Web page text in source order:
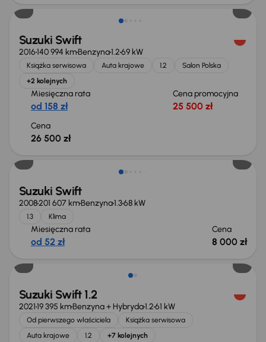
Suzuki Swift
2016140 994 kmBenzyna1.269 kW
Książka serwisowa Auta krajowe 1.2
Salon Polska
+2 kolejnych
Miesięczna rata
od 158 zł
Cena promocyjna
25 500 zł
Cena
26 500 zł
Suzuki Swift
2008201 607 kmBenzyna1.368 kW
1.3 Klima
Miesięczna rata
od 52 zł
Cena
8 000 zł
Suzuki Swift 1.2
202119 395 kmBenzyna + Hybryda1.261 kW
Od pierwszego właściciela
Książka serwisowa
Auta krajowe
1.2 +7 kolejnych